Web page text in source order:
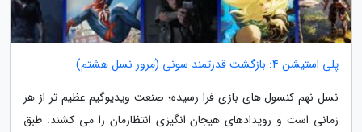
پلی استیشن 4: بازگشت قدرتمند سونی (مرور نسل هشتم)
نسل نهم کنسول های بازی فرا رسیده؛ صنعت ویدیوگیم عظیم تر از هر
زمانی است و رویدادهای هیجان انگیزی انتظارمان را می کشند. طبق